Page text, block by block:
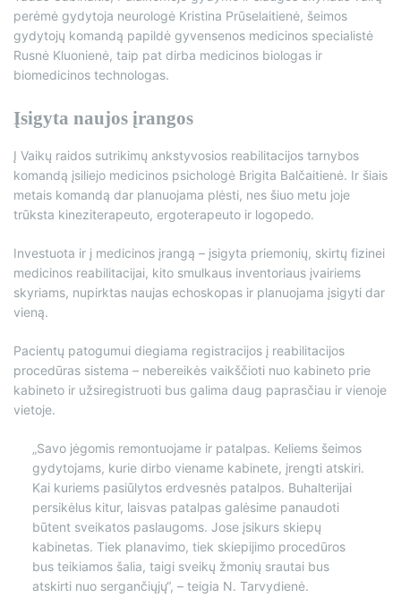
perėmė gydytoja neurologė Kristina Prūselaitienė, šeimos
gydytojų komandą papildė gyvensenos medicinos specialistė
Rusnė Kluonienė, taip pat dirba medicinos biologas ir
biomedicinos technologas.
Įsigyta naujos įrangos
Į Vaikų raidos sutrikimų ankstyvosios reabilitacijos tarnybos
komandą įsiliejo medicinos psichologė Brigita Balčaitienė. Ir šiais
metais komandą dar planuojama plėsti, nes šiuo metu joje
trūksta kineziterapeuto, ergoterapeuto ir logopedo.
Investuota ir į medicinos įrangą – įsigyta priemonių, skirtų fizinei
medicinos reabilitacijai, kito smulkaus inventoriaus įvairiems
skyriams, nupirktas naujas echoskopas ir planuojama įsigyti dar
vieną.
Pacientų patogumui diegiama registracijos į reabilitacijos
procedūras sistema – nebereikės vaikščioti nuo kabineto prie
kabineto ir užsiregistruoti bus galima daug paprasčiau ir vienoje
vietoje.
„Savo jėgomis remontuojame ir patalpas. Keliems šeimos
gydytojams, kurie dirbo viename kabinete, įrengti atskiri.
Kai kuriems pasiūlytos erdvesnės patalpos. Buhalterijai
persikėlus kitur, laisvas patalpas galėsime panaudoti
būtent sveikatos paslaugoms. Jose įsikurs skiepų
kabinetas. Tiek planavimo, tiek skiepijimo procedūros
bus teikiamos šalia, taigi sveikų žmonių srautai bus
atskirti nuo sergančiųjų“, – teigia N. Tarvydienė.